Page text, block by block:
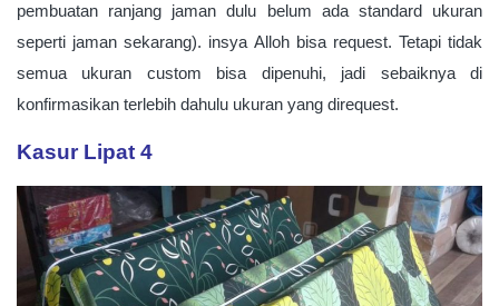
pembuatan ranjang jaman dulu belum ada standard ukuran
seperti jaman sekarang). insya Alloh bisa request. Tetapi tidak
semua ukuran custom bisa dipenuhi, jadi sebaiknya di
konfirmasikan terlebih dahulu ukuran yang direquest.
Kasur Lipat 4